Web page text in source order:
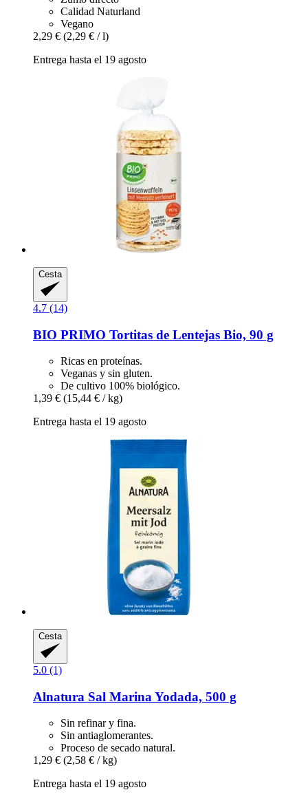
Calidad Naturland
Vegano
2,29 € (2,29 € / l)
Entrega hasta el 19 agosto
Cesta
4.7 (14)
BIO PRIMO Tortitas de Lentejas Bio, 90 g
Ricas en proteínas.
Veganas y sin gluten.
De cultivo 100% biológico.
1,39 € (15,44 € / kg)
Entrega hasta el 19 agosto
Cesta
5.0 (1)
Alnatura Sal Marina Yodada, 500 g
Sin refinar y fina.
Sin antiaglomerantes.
Proceso de secado natural.
1,29 € (2,58 € / kg)
Entrega hasta el 19 agosto